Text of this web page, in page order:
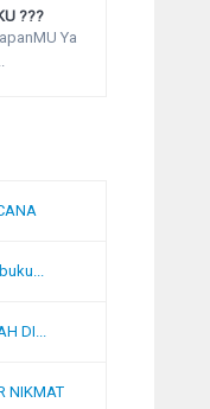
???
Ya
DI...
NIKMAT